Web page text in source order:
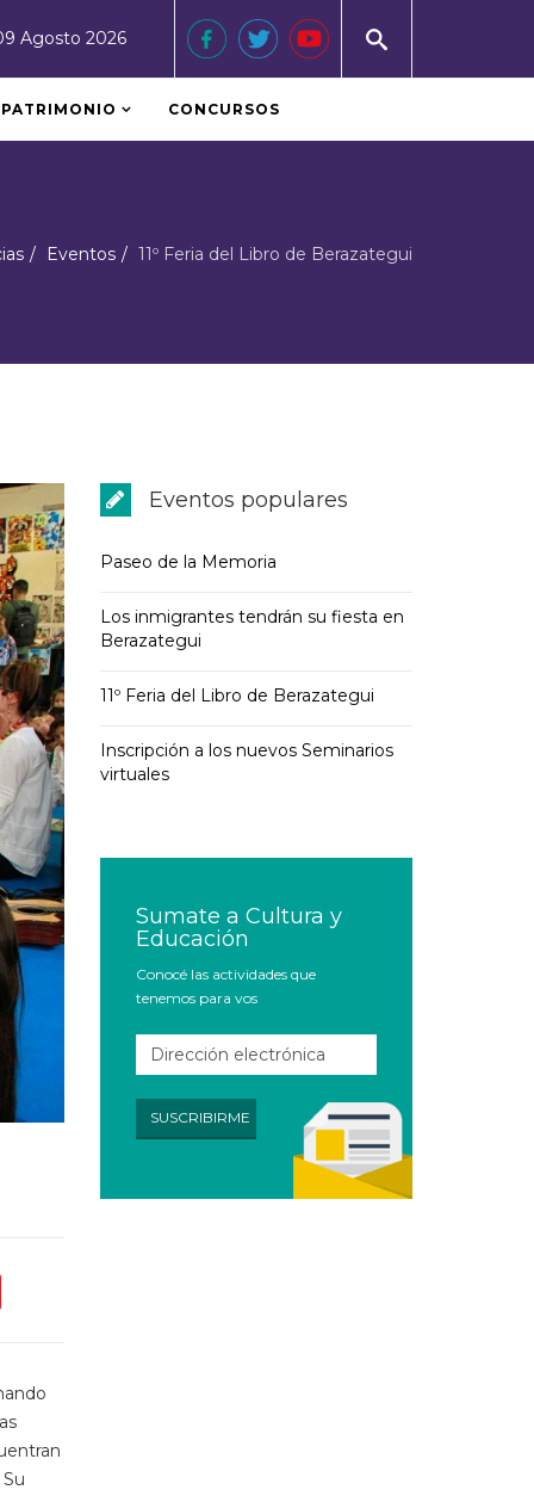
Agosto 2026
PATRIMONIO CONCURSOS
Eventos 11º Feria del Libro de Berazategui
Eventos populares
Paseo de la Memoria
Los inmigrantes tendrán su fiesta en
Berazategui
11º Feria del Libro de Berazategui
Inscripción a los nuevos Seminarios
virtuales
Sumate a Cultura y
Educación
Conocé las actividades que
tenemos para vos